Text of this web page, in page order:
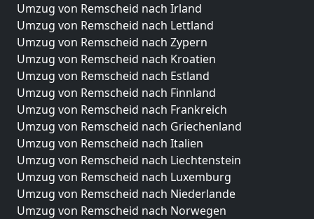
Umzug von Remscheid nach Irland
Umzug von Remscheid nach Lettland
Umzug von Remscheid nach Zypern
Umzug von Remscheid nach Kroatien
Umzug von Remscheid nach Estland
Umzug von Remscheid nach Finnland
Umzug von Remscheid nach Frankreich
Umzug von Remscheid nach Griechenland
Umzug von Remscheid nach Italien
Umzug von Remscheid nach Liechtenstein
Umzug von Remscheid nach Luxemburg
Umzug von Remscheid nach Niederlande
Umzug von Remscheid nach Norwegen